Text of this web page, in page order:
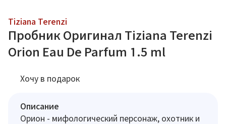
Tiziana Terenzi
Пробник Оригинал Tiziana Terenzi
Orion Eau De Parfum 1.5 ml
Хочу в подарок
Описание
Орион - мифологический персонаж, охотник и